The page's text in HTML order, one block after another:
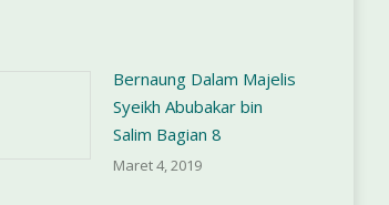
Bernaung Dalam Majelis
Syeikh Abubakar bin
Salim Bagian 8
Maret 4, 2019